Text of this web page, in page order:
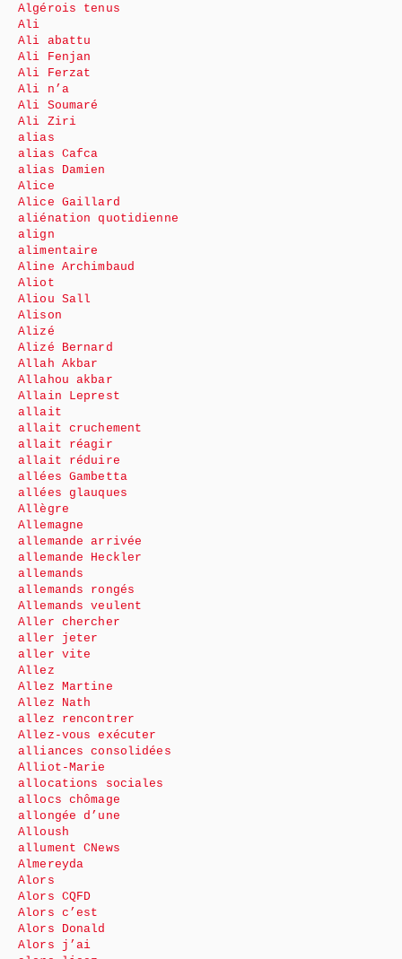
Algérois tenus
Ali
Ali abattu
Ali Fenjan
Ali Ferzat
Ali n’a
Ali Soumaré
Ali Ziri
alias
alias Cafca
alias Damien
Alice
Alice Gaillard
aliénation quotidienne
align
alimentaire
Aline Archimbaud
Aliot
Aliou Sall
Alison
Alizé
Alizé Bernard
Allah Akbar
Allahou akbar
Allain Leprest
allait
allait cruchement
allait réagir
allait réduire
allées Gambetta
allées glauques
Allègre
Allemagne
allemande arrivée
allemande Heckler
allemands
allemands rongés
Allemands veulent
Aller chercher
aller jeter
aller vite
Allez
Allez Martine
Allez Nath
allez rencontrer
Allez-vous exécuter
alliances consolidées
Alliot-Marie
allocations sociales
allocs chômage
allongée d’une
Alloush
allument CNews
Almereyda
Alors
Alors CQFD
Alors c’est
Alors Donald
Alors j’ai